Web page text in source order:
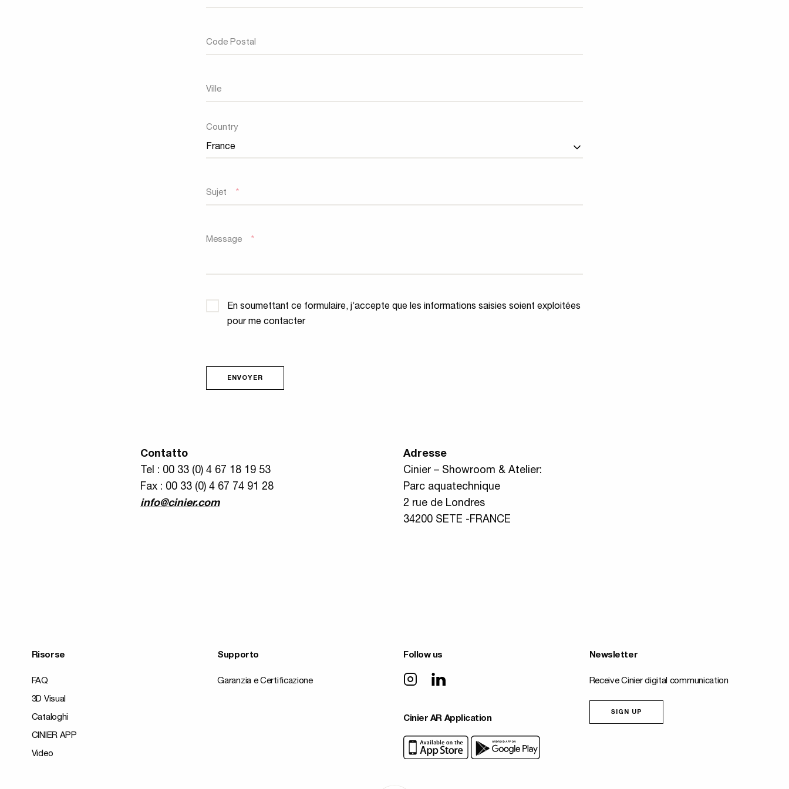
Code Postal
Ville
Country
Sujet *
Message *
Confidentialité *
En soumettant ce formulaire, j’accepte que les informations saisies soient exploitées
pour me contacter
ENVOYER
Contatto
Tel : 00 33 (0) 4 67 18 19 53
Fax : 00 33 (0) 4 67 74 91 28
info@cinier.com
Adresse
Cinier – Showroom & Atelier:
Parc aquatechnique
2 rue de Londres
34200 SETE -FRANCE
Risorse
FAQ
3D Visual
Cataloghi
CINIER APP
Video
Supporto
Garanzia e Certificazione
Follow us
Cinier AR Application
Newsletter
Receive Cinier digital communication
SIGN UP